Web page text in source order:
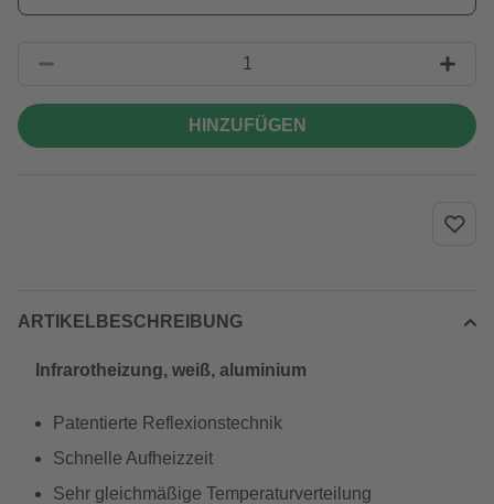
HINZUFÜGEN
ARTIKELBESCHREIBUNG
Infrarotheizung, weiß, aluminium
Patentierte Reflexionstechnik
Schnelle Aufheizzeit
Sehr gleichmäßige Temperaturverteilung